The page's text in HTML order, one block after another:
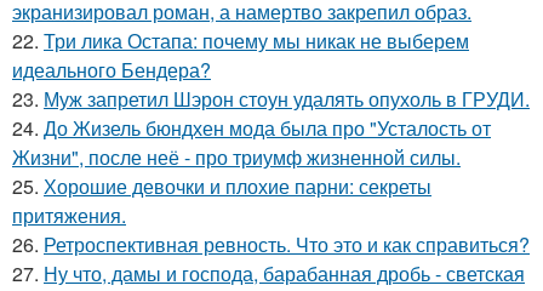
экранизировал роман, а намертво закрепил образ.
22. Три лика Остапа: почему мы никак не выберем
идеального Бендера?
23. Муж запретил Шэрон стоун удалять опухоль в ГРУДИ.
24. До Жизель бюндхен мода была про "Усталость от
Жизни", после неё - про триумф жизненной силы.
25. Хорошие девочки и плохие парни: секреты
притяжения.
26. Ретроспективная ревность. Что это и как справиться?
27. Ну что, дамы и господа, барабанная дробь - светская